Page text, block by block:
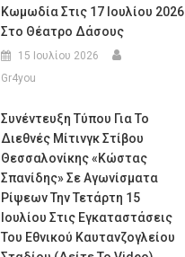
Κωμωδία Στις 17 Ιουλίου 2026
Στο Θέατρο Δάσους
15 Ιουλίου 2026
Gr4you
Συνέντευξη Τύπου Για Το
Διεθνές Μίτινγκ Στίβου
Θεσσαλονίκης «Κώστας
Σπανίδης» Σε Αγωνίσματα
Ρίψεων Την Τετάρτη 15
Ιουλίου Στις Εγκαταστάσεις
Του Εθνικού Καυτανζογλείου